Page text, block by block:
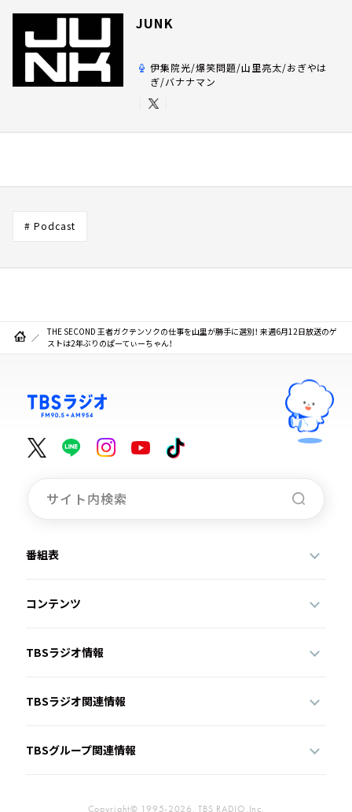
JUNK
伊集院光/爆笑問題/山里亮太/おぎやは
ぎ/バナナマン
# Podcast
THE SECOND 王者ガクテンソクの仕事を山里が勝手に選別！ 来週6月12日放送のゲ
ストは2年ぶりのぱーてぃーちゃん！
番組表
コンテンツ
TBSラジオ情報
TBSラジオ関連情報
TBSグループ関連情報
Copyright© 1995-2026, TBS RADIO,Inc.